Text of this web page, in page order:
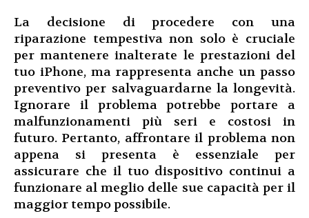
La decisione di procedere con una
riparazione tempestiva non solo è cruciale
per mantenere inalterate le prestazioni del
tuo iPhone, ma rappresenta anche un passo
preventivo per salvaguardarne la longevità.
Ignorare il problema potrebbe portare a
malfunzionamenti più seri e costosi in
futuro. Pertanto, affrontare il problema non
appena si presenta è essenziale per
assicurare che il tuo dispositivo continui a
funzionare al meglio delle sue capacità per il
maggior tempo possibile.